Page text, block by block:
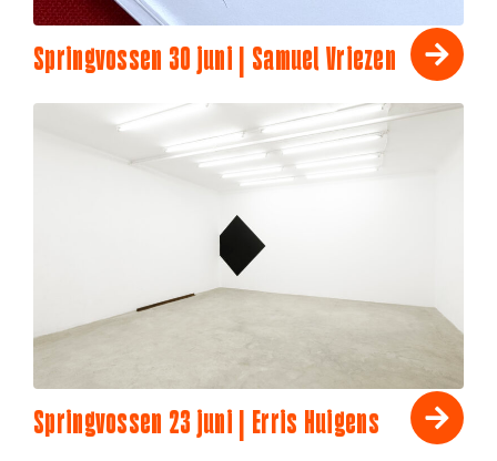
Springvossen 30 juni | Samuel Vriezen
Springvossen 23 juni | Erris Huigens